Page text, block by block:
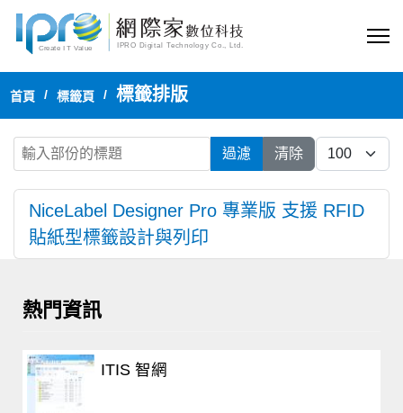
首頁 標籤頁 標籤排版
輸入部份的標題 過濾 清除 每頁顯示
NiceLabel Designer Pro 專業版 支援 RFID
貼紙型標籤設計與列印
熱門資訊
ITIS 智網